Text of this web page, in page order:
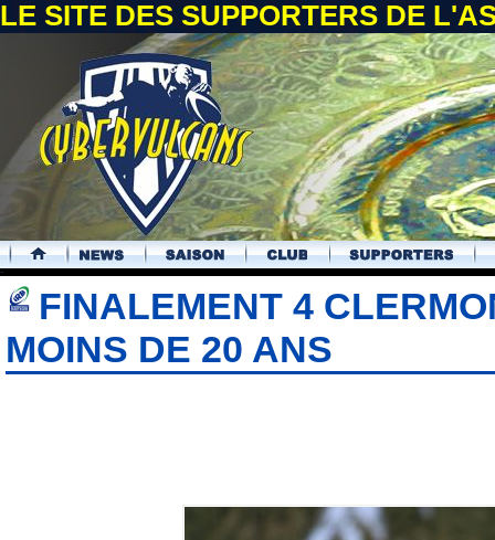
LE SITE DES SUPPORTERS DE
.
FINALEMENT 4
MOINS DE 20 ANS